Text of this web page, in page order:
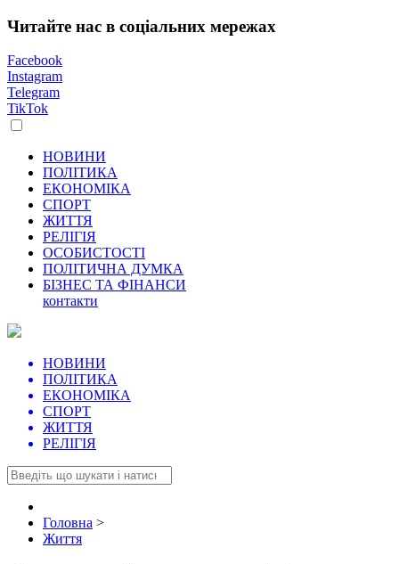
Читайте нас в соціальних мережах
Facebook
Instagram
Telegram
TikTok
НОВИНИ
ПОЛІТИКА
ЕКОНОМІКА
СПОРТ
ЖИТТЯ
РЕЛІГІЯ
ОСОБИСТОСТІ
ПОЛІТИЧНА ДУМКА
БІЗНЕС ТА ФІНАНСИ
контакти
НОВИНИ
ПОЛІТИКА
ЕКОНОМІКА
СПОРТ
ЖИТТЯ
РЕЛІГІЯ
Головна >
Життя